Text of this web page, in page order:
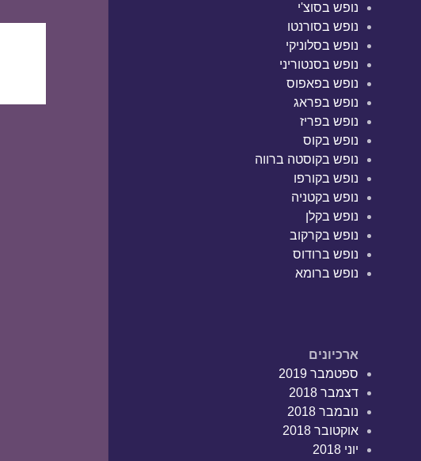
נופש בסוצ'י
נופש בסורנטו
נופש בסלוניקי
נופש בסנטוריני
נופש בפאפוס
נופש בפראג
נופש בפריז
נופש בקוס
נופש בקוסטה ברווה
נופש בקורפו
נופש בקטניה
נופש בקלן
נופש בקרקוב
נופש ברודוס
נופש ברומא
ארכיונים
ספטמבר 2019
דצמבר 2018
נובמבר 2018
אוקטובר 2018
יוני 2018